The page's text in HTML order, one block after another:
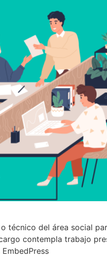
técnico del área social
contempla trabajo